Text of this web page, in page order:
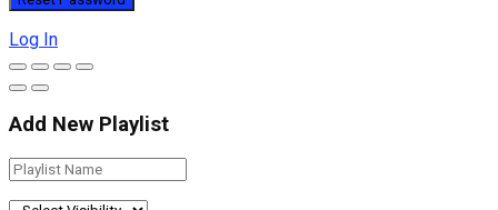
Log In
Add New Playlist